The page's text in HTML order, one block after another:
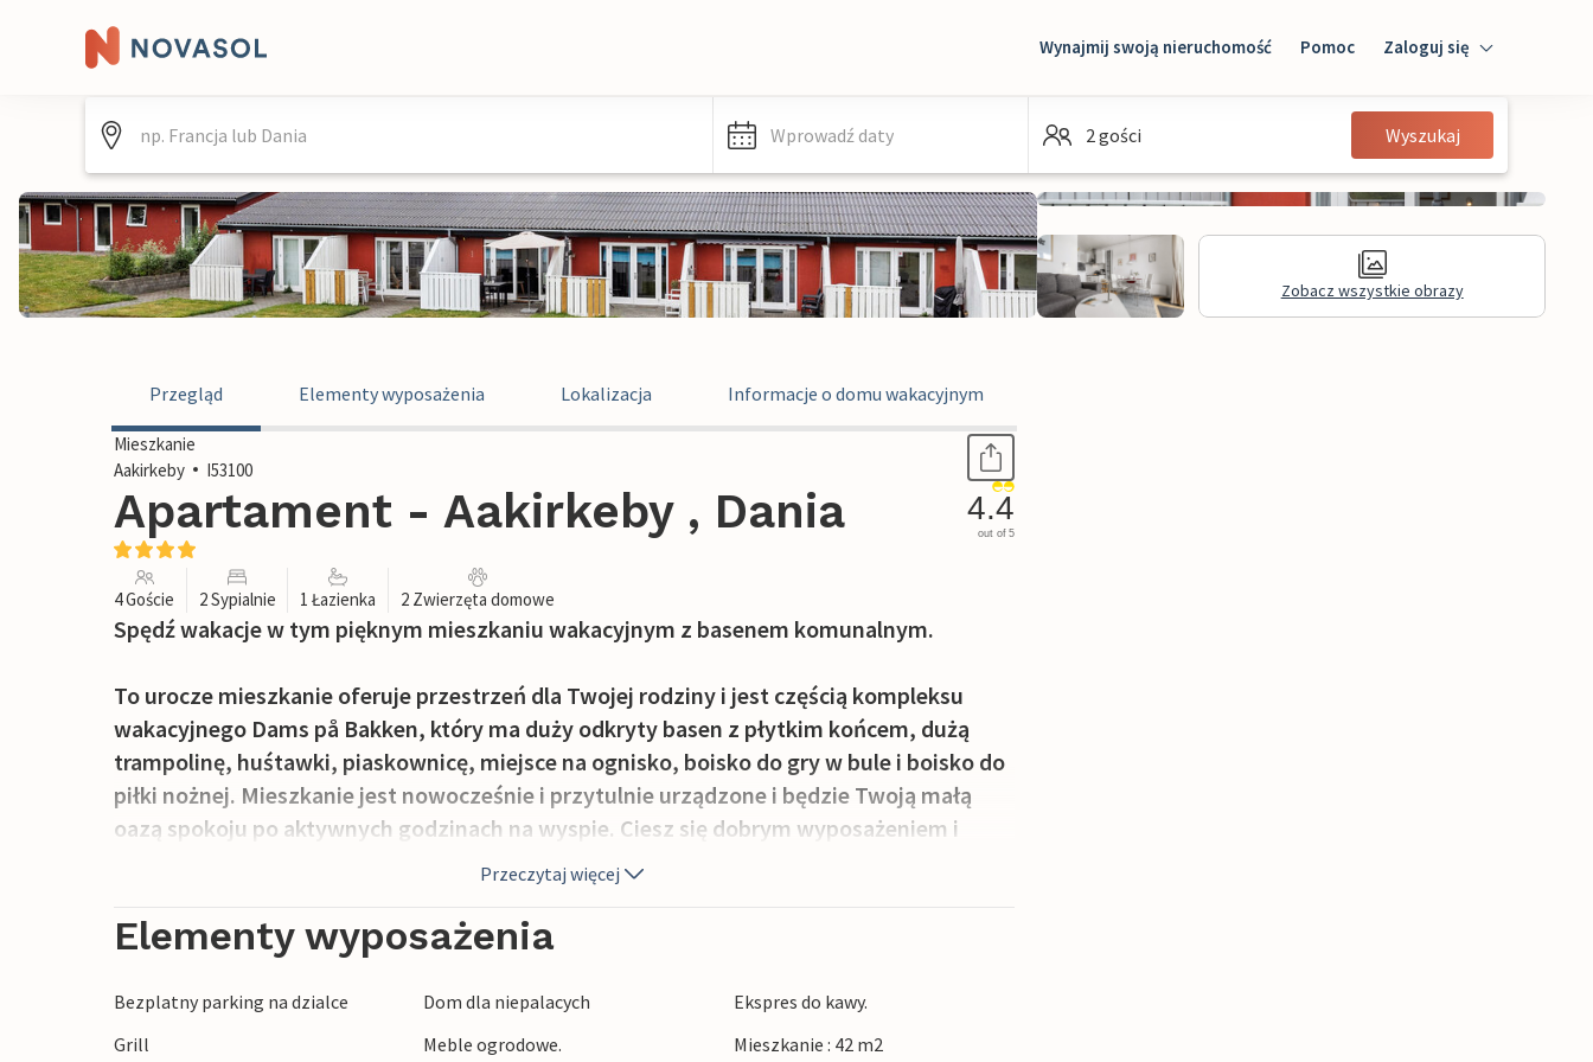
Wynajmij swoją nieruchomość Pomoc Zaloguj się
Zaloguj się
Gość
Wprowadź daty 2 gości Wyszukaj
Zobacz wszystkie obrazy
Przegląd Elementy wyposażenia Lokalizacja Informacje o domu wakacyjnym
Mieszkanie
Aakirkeby
I53100
Apartament - Aakirkeby , Dania 4.4
out of 5
4 Goście 2 Sypialnie 1 Łazienka 2 Zwierzęta domowe
Spędź wakacje w tym pięknym mieszkaniu wakacyjnym z basenem komunalnym.
To urocze mieszkanie oferuje przestrzeń dla Twojej rodziny i jest częścią kompleksu
wakacyjnego Dams på Bakken, który ma duży odkryty basen z płytkim końcem, dużą
trampolinę, huśtawki, piaskownicę, miejsce na ognisko, boisko do gry w bule i boisko do
piłki nożnej. Mieszkanie jest nowocześnie i przytulnie urządzone i będzie Twoją małą
oazą spokoju po aktywnych godzinach na wyspie. Ciesz się dobrym wyposażeniem i
Zrelaksuj się na meblach ogrodowych na prywatnym tarasie, ciesz się słońcem lub
pozostań w przyjemnym cieniu elektrycznej markizy. I przygotuj pyszne wakacyjne
posiłki na grillu. Basen znajduje się zaledwie kilka metrów dalej i jest zawsze dostępny
Przeczytaj więcej
Elementy wyposażenia
Bezplatny parking na dzialce Dom dla niepalacych
Ekspres do kawy.
Grill
Meble ogrodowe.
Mieszkanie : 42 m2